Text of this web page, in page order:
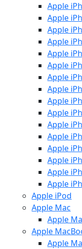
Apple
Apple
Apple
Apple
Apple
Apple
Apple
Apple
Apple
Apple
Apple
Apple
Apple
Apple
Apple
Apple
Apple iPod
Apple Mac
Apple
Apple
Apple